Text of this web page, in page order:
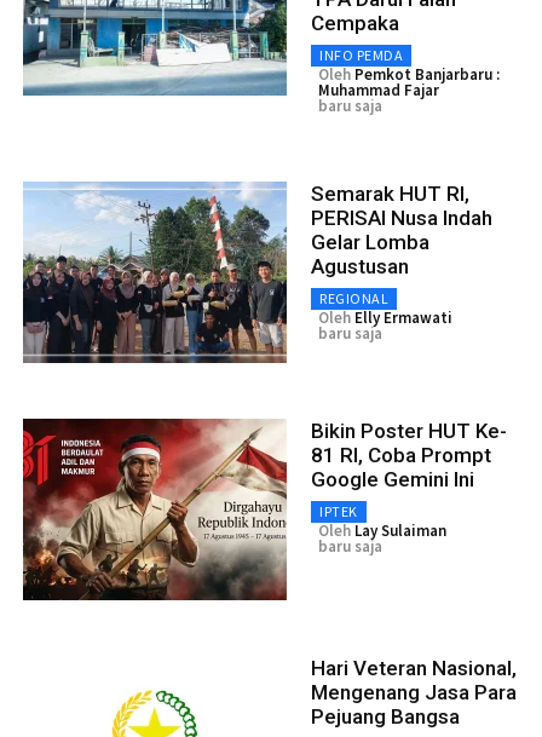
Cempaka
INFO PEMDA
Oleh Pemkot Banjarbaru :
Muhammad Fajar
baru saja
Semarak HUT RI,
PERISAI Nusa Indah
Gelar Lomba
Agustusan
REGIONAL
Oleh Elly Ermawati
baru saja
Bikin Poster HUT Ke-
81 RI, Coba Prompt
Google Gemini Ini
IPTEK
Oleh Lay Sulaiman
baru saja
Hari Veteran Nasional,
Mengenang Jasa Para
Pejuang Bangsa